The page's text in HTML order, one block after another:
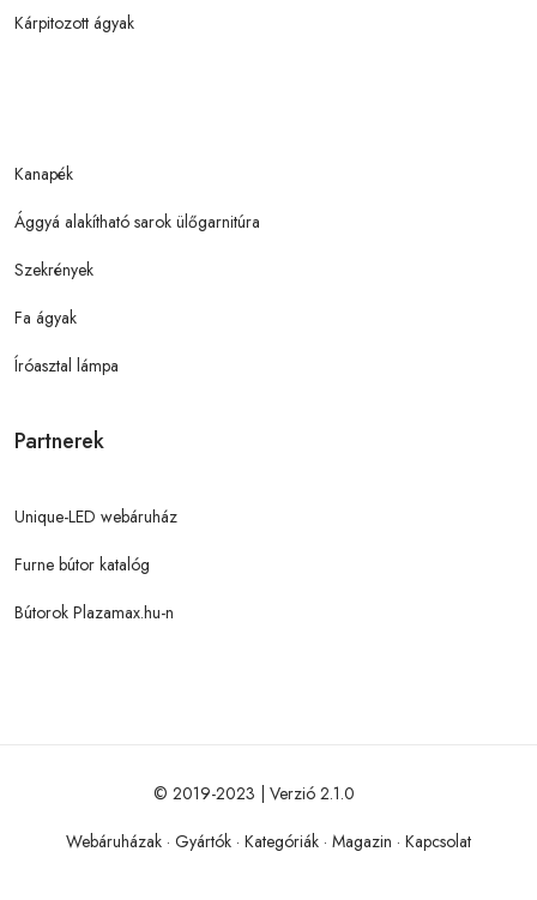
Kárpitozott ágyak
Kanapék
Ággyá alakítható sarok ülőgarnitúra
Szekrények
Fa ágyak
Íróasztal lámpa
Partnerek
Unique-LED webáruház
Furne bútor katalóg
Bútorok Plazamax.hu-n
© 2019-2023 | Verzió 2.1.0
Webáruházak · Gyártók · Kategóriák · Magazin · Kapcsolat